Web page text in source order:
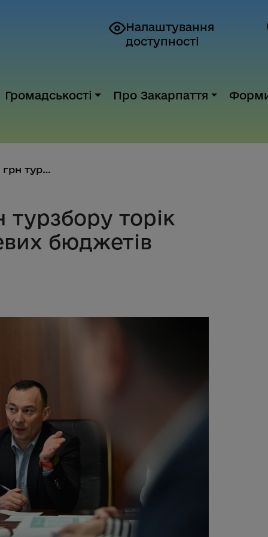
Налаштування
доступності
Громадськості Про Закарпаття
Понад 31,8 млн грн турзбору то...
торік
бюджетів